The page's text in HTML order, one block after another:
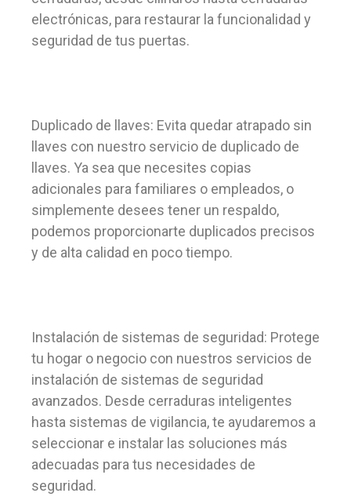
electrónicas, para restaurar la funcionalidad y
seguridad de tus puertas.
Duplicado de llaves: Evita quedar atrapado sin
llaves con nuestro servicio de duplicado de
llaves. Ya sea que necesites copias
adicionales para familiares o empleados, o
simplemente desees tener un respaldo,
podemos proporcionarte duplicados precisos
y de alta calidad en poco tiempo.
Instalación de sistemas de seguridad: Protege
tu hogar o negocio con nuestros servicios de
instalación de sistemas de seguridad
avanzados. Desde cerraduras inteligentes
hasta sistemas de vigilancia, te ayudaremos a
seleccionar e instalar las soluciones más
adecuadas para tus necesidades de
seguridad.